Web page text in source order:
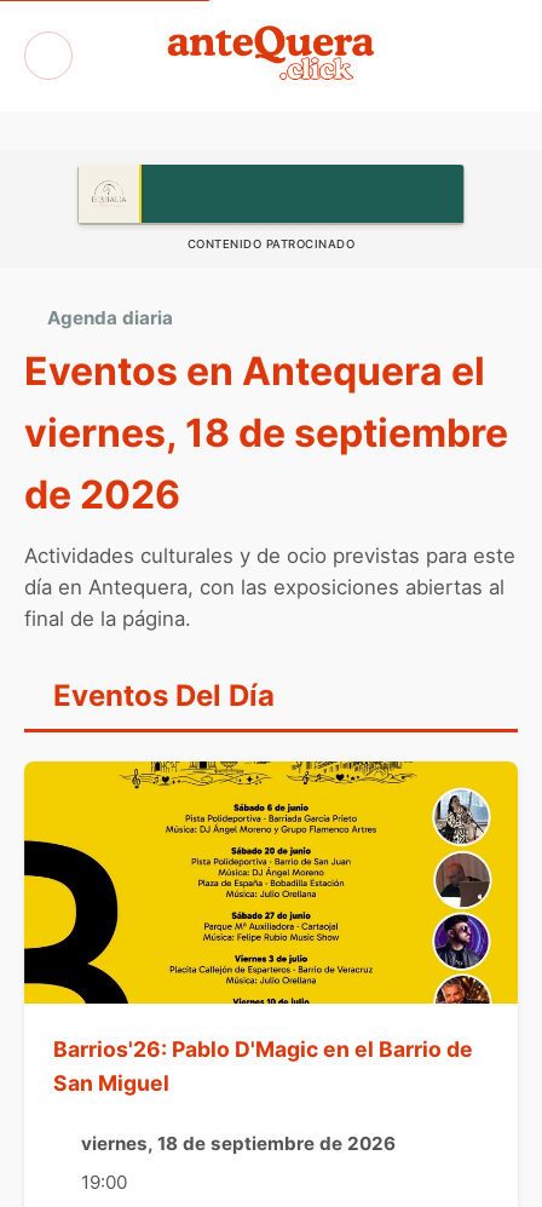
Exposiciones
CONTENIDO PATROCINADO
Agenda diaria
Eventos en Antequera el
viernes, 18 de septiembre
de 2026
Actividades culturales y de ocio previstas para este
día en Antequera, con las exposiciones abiertas al
final de la página.
Eventos Del Día
Barrios'26: Pablo D'Magic en el Barrio de
San Miguel
viernes, 18 de septiembre de 2026
19:00